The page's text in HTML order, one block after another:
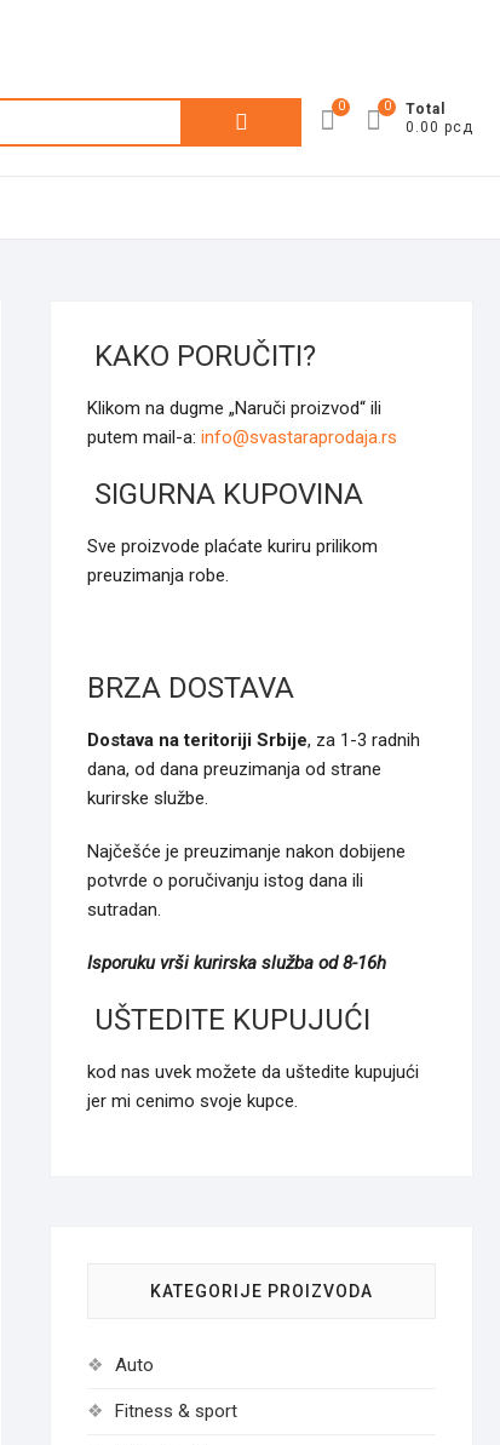
Претрага
0
Total
0.00 рсд
0
KAKO PORUČITI?
Klikom na dugme „Naruči proizvod“ ili
putem mail-a: info@svastaraprodaja.rs
SIGURNA KUPOVINA
Sve proizvode plaćate kuriru prilikom
preuzimanja robe.
BRZA DOSTAVA
Dostava na teritoriji Srbije, za 1-3 radnih
dana, od dana preuzimanja od strane
kurirske službe.
Najčešće je preuzimanje nakon dobijene
potvrde o poručivanju istog dana ili
sutradan.
Isporuku vrši kurirska služba od 8-16h
UŠTEDITE KUPUJUĆI
kod nas uvek možete da uštedite kupujući
jer mi cenimo svoje kupce.
KATEGORIJE PROIZVODA
Auto
Fitness & sport